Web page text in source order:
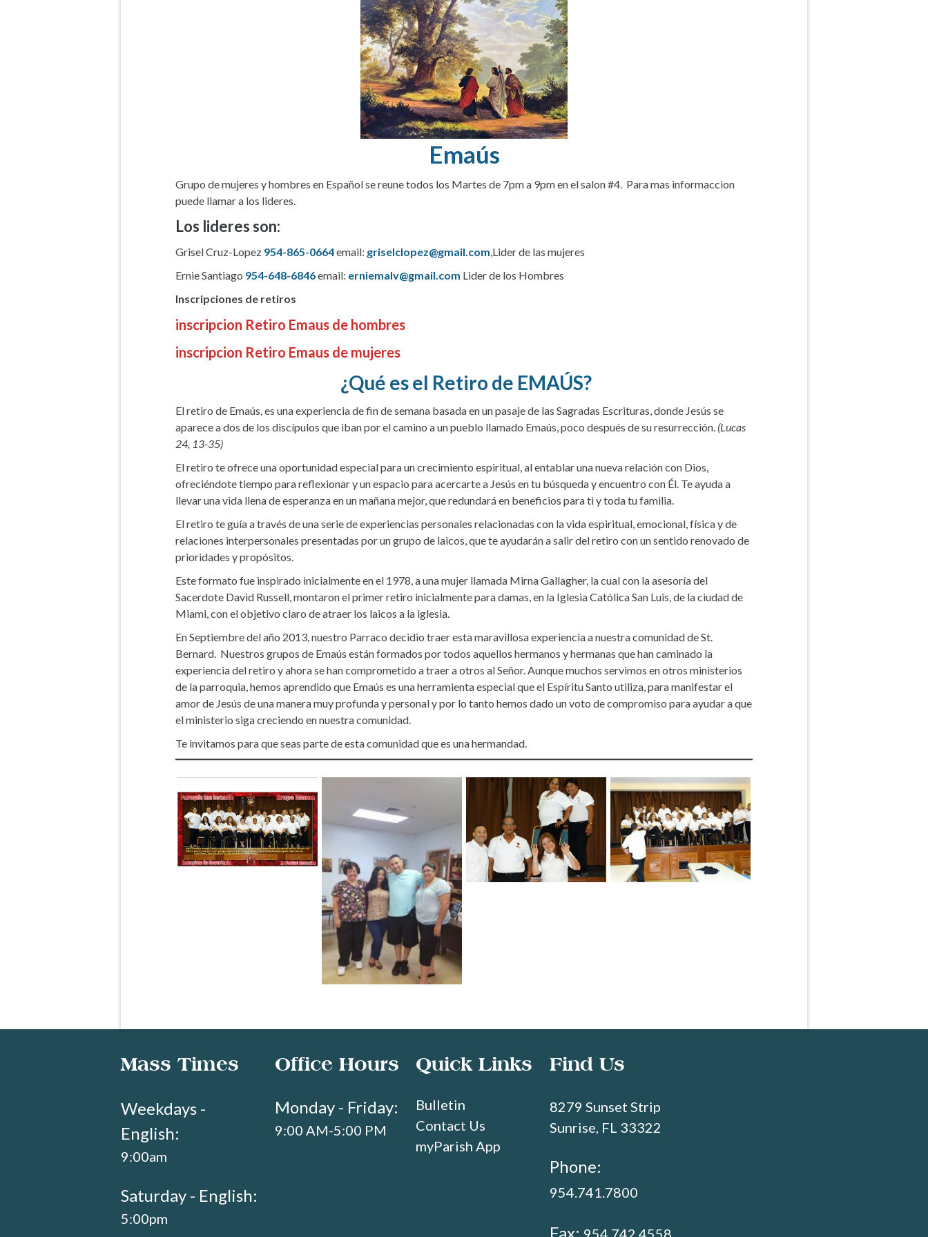
Emaús
Grupo de mujeres y hombres en Español se reune todos los Martes de 7pm a 9pm en el salon #4. Para mas informaccion
puede llamar a los lideres.
Los lideres son:
Grisel Cruz-Lopez 954-865-0664email: griselclopez@gmail.com ,Lider de las mujeres
Ernie Santiago 954-648-6846email: erniemalv@gmail.com Lider de los Hombres
Inscripciones de retiros
inscripcion Retiro Emaus de hombres
inscripcion Retiro Emaus de mujeres
¿Qué es el Retiro de EMAÚS?
El retiro de Emaús, es una experiencia de fin de semana basada en un pasaje de las Sagradas Escrituras, donde Jesús se
aparece a dos de los discípulos que iban por el camino a un pueblo llamado Emaús, poco después de su resurrección. (Lucas
24, 13-35)
El retiro te ofrece una oportunidad especial para un crecimiento espiritual, al entablar una nueva relación con Dios,
ofreciéndote tiempo para reflexionar y un espacio para acercarte a Jesús en tu búsqueda y encuentro con Él. Te ayuda a
llevar una vida llena de esperanza en un mañana mejor, que redundará en beneficios para ti y toda tu familia.
El retiro te guía a través de una serie de experiencias personales relacionadas con la vida espiritual, emocional, física y de
relaciones interpersonales presentadas por un grupo de laicos, que te ayudarán a salir del retiro con un sentido renovado de
prioridades y propósitos.
Este formato fue inspirado inicialmente en el 1978, a una mujer llamada Mirna Gallagher, la cual con la asesoría del
Sacerdote David Russell, montaron el primer retiro inicialmente para damas, en la Iglesia Católica San Luis, de la ciudad de
Miami, con el objetivo claro de atraer los laicos a la iglesia.
En Septiembre del año 2013, nuestro Parraco decidio traer esta maravillosa experiencia a nuestra comunidad de St.
Bernard. Nuestros grupos de Emaús están formados por todos aquellos hermanos y hermanas que han caminado la
experiencia del retiro y ahora se han comprometido a traer a otros al Señor. Aunque muchos servimos en otros ministerios
de la parroquia, hemos aprendido que Emaús es una herramienta especial que el Espíritu Santo utiliza, para manifestar el
amor de Jesús de una manera muy profunda y personal y por lo tanto hemos dado un voto de compromiso para ayudar a que
el ministerio siga creciendo en nuestra comunidad.
Te invitamos para que seas parte de esta comunidad que es una hermandad.
Mass Times
Weekdays -
English:
9:00am
Saturday - English:
5:00pm
Office Hours
Monday - Friday:
9:00 AM-5:00 PM
Quick Links
Bulletin
Contact Us
myParish App
Find Us
8279 Sunset Strip
Sunrise, FL 33322
Phone:
954.741.7800
Fax: